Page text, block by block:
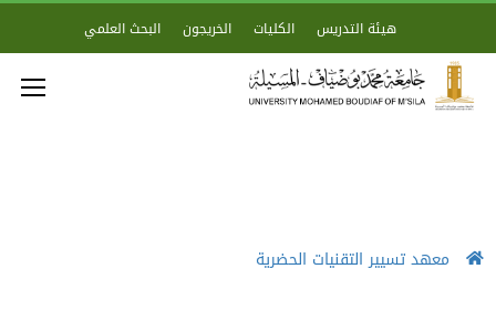
هيئة التدريس الكليات الخريجون البحث العلمي
معهد تسيير التقنيات الحضرية